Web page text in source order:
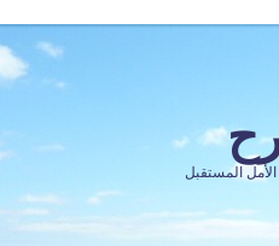
المستقبل